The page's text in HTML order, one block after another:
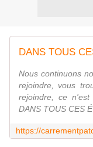
Nous continuons
rejoindre, vous
rejoindre, ce
DANS TOUS CES